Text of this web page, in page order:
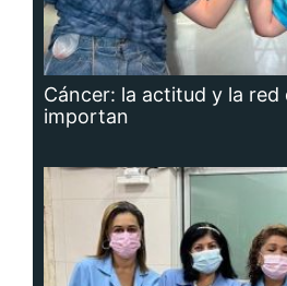
Cáncer: la actitud y la red
importan